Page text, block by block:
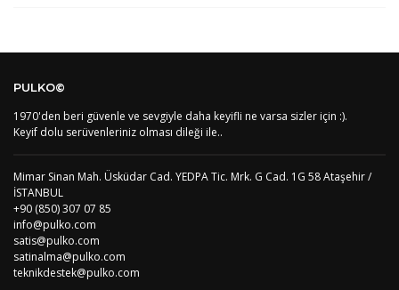
PULKO©
1970'den beri güvenle ve sevgiyle daha keyifli ne varsa sizler için :).
Keyif dolu serüvenleriniz olması dileği ile..
Mimar Sinan Mah. Üsküdar Cad. YEDPA Tic. Mrk. G Cad. 1G 58 Ataşehir /
İSTANBUL
+90 (850) 307 07 85
info@pulko.com
satis@pulko.com
satinalma@pulko.com
teknikdestek@pulko.com